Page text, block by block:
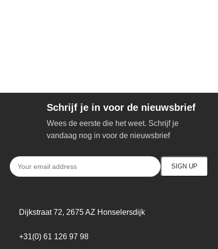
Schrijf je in voor de nieuwsbrief
Wees de eerste die het weet. Schrijf je
vandaag nog in voor de nieuwsbrief
Dijkstraat 72, 2675 AZ Honselersdijk
+31(0) 61 126 97 98